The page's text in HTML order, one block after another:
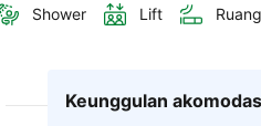
Shower Lift
Keunggulan